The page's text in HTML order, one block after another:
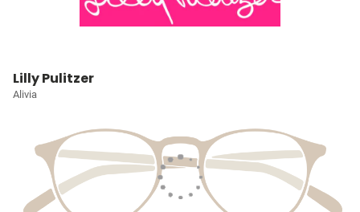
Lilly Pulitzer
Alivia